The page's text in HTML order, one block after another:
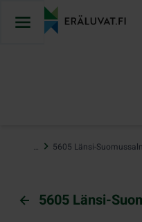
sisältöön
… 5605 Länsi-
5605 Länsi-